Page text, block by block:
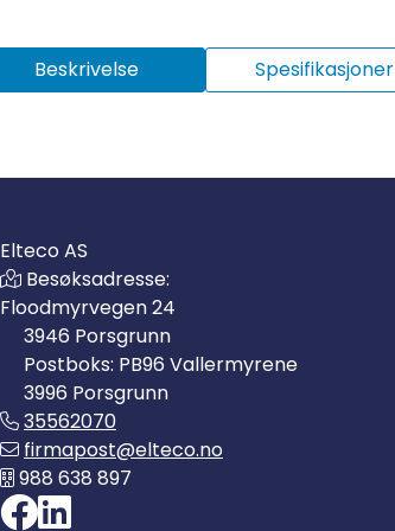
Beskrivelse Spesifikasjoner
Elteco AS
Besøksadresse:
Floodmyrvegen 24
3946 Porsgrunn
Postboks: PB96 Vallermyrene
3996 Porsgrunn
35562070
firmapost@elteco.no
988 638 897